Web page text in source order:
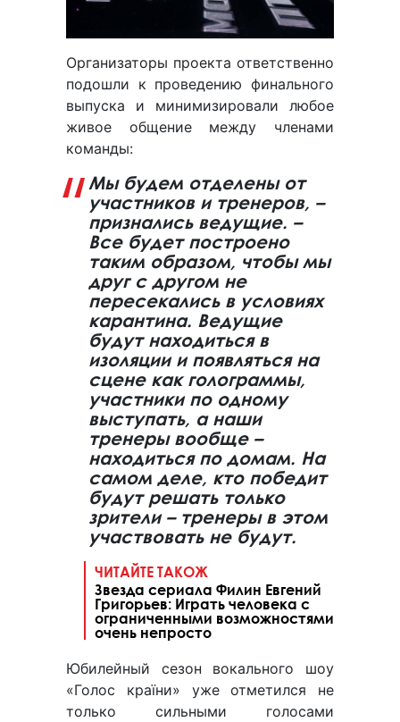
Организаторы проекта ответственно
подошли к проведению финального
выпуска и минимизировали любое
живое общение между членами
команды:
Мы будем отделены от
участников и тренеров, –
признались ведущие. –
Все будет построено
таким образом, чтобы мы
друг с другом не
пересекались в условиях
карантина. Ведущие
будут находиться в
изоляции и появляться на
сцене как голограммы,
участники по одному
выступать, а наши
тренеры вообще –
находиться по домам. На
самом деле, кто победит
будут решать только
зрители – тренеры в этом
участвовать не будут.
ЧИТАЙТЕ ТАКОЖ
Звезда сериала Филин Евгений
Григорьев: Играть человека с
ограниченными возможностями
очень непросто
Юбилейный сезон вокального шоу
«Голос країни» уже отметился не
только сильными голосами